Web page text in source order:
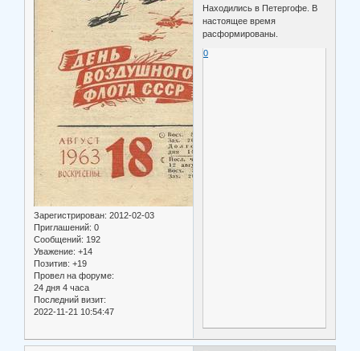
Зарегистрирован: 2012-02-03
Приглашений: 0
Сообщений: 192
Уважение: +14
Позитив: +19
Провел на форуме:
24 дня 4 часа
Последний визит:
2022-11-21 10:54:47
Находились в Петергофе. В
настоящее время
расформированы.
0